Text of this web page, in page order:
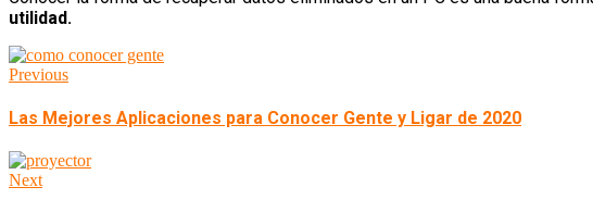
utilidad.
Previous
Las Mejores Aplicaciones para Conocer Gente y Ligar de 2020
Next